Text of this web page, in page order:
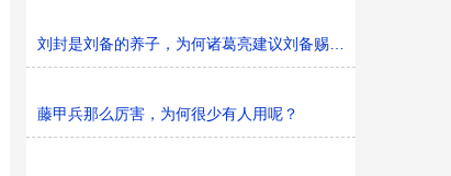
刘封是刘备的养子，为何诸葛亮建议刘备赐死他呢？
藤甲兵那么厉害，为何很少有人用呢？